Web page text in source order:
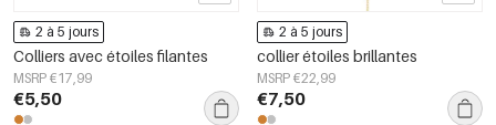
2 à 5 jours
Colliers avec étoiles filantes
MSRP €17,99
€5,50
2 à 5 jours
collier étoiles brillantes
MSRP €22,99
€7,50